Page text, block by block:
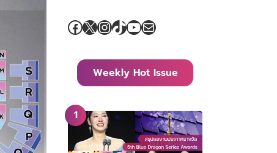
Facebook
X Instagram
TikTok
YouTube
Mail
Weekly Hot Issue